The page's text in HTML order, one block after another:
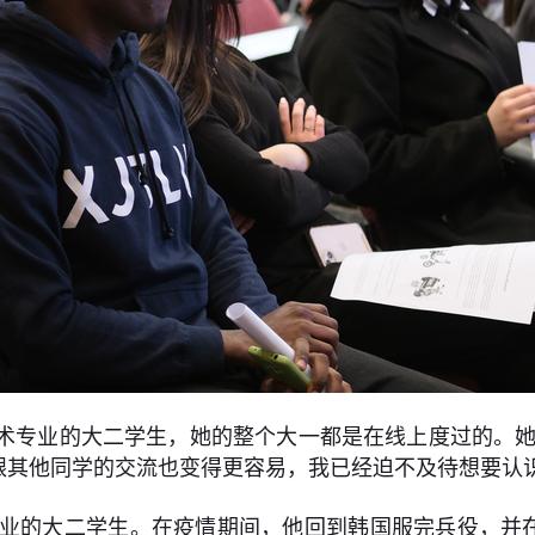
专业的大二学生，她的整个大一都是在线上度过的。
他同学的交流也变得更容易，我已经迫不及待想要认
的大二学生。在疫情期间，他回到韩国服完兵役，并